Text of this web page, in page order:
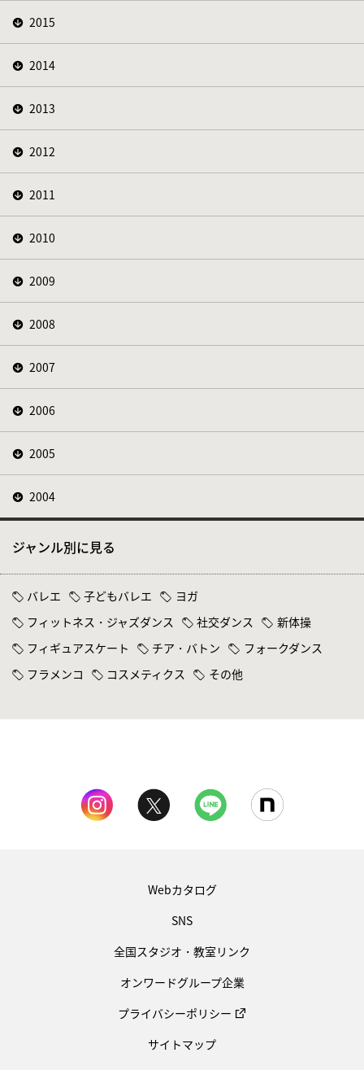
2015
2014
2013
2012
2011
2010
2009
2008
2007
2006
2005
2004
ジャンル別に見る
バレエ 子どもバレエ
ヨガ
フィットネス・ジャズダンス
社交ダンス
新体操
フィギュアスケート
チア・バトン
フォークダンス
フラメンコ
コスメティクス その他
Webカタログ
SNS
全国スタジオ・教室リンク
オンワードグループ企業
プライバシーポリシー
サイトマップ